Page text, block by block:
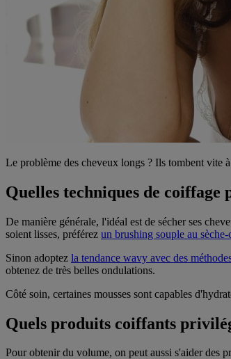
Le problème des cheveux longs ? Ils tombent vite
Quelles techniques de coiffage
De manière générale, l'idéal est de sécher ses
soient lisses, préférez un brushing souple au
Sinon adoptez la tendance wavy avec des
obtenez de très belles ondulations.
Côté soin, certaines mousses sont capables
Quels produits coiffants
Pour obtenir du volume, on peut aussi s'aider des